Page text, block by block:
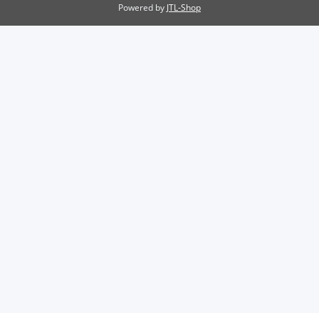
Powered by JTL-Shop